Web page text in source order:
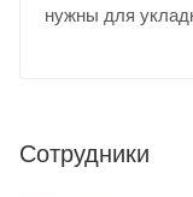
нужны для
Сотрудники